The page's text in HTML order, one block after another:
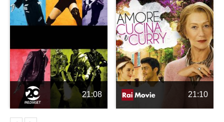
21:08 21:10